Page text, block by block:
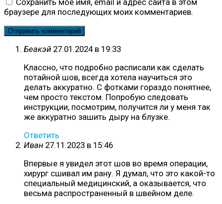
браузере для последующих моих комментариев.
Беакэй 27.01.2024 в 19:33
Классно, что подробно расписали как сделать
потайной шов, всегда хотела научиться это
делать аккуратно. С фотками гораздо понятнее,
чем просто текстом. Попробую следовать
инструкции, посмотрим, получится ли у меня так
же аккуратно зашить дыру на блузке.
Ответить
Иван 27.11.2023 в 15:46
Впервые я увидел этот шов во время операции,
хирург сшивал им рану. Я думал, что это какой-то
специальный медицинский, а оказывается, что
весьма распространенный в швейном деле.